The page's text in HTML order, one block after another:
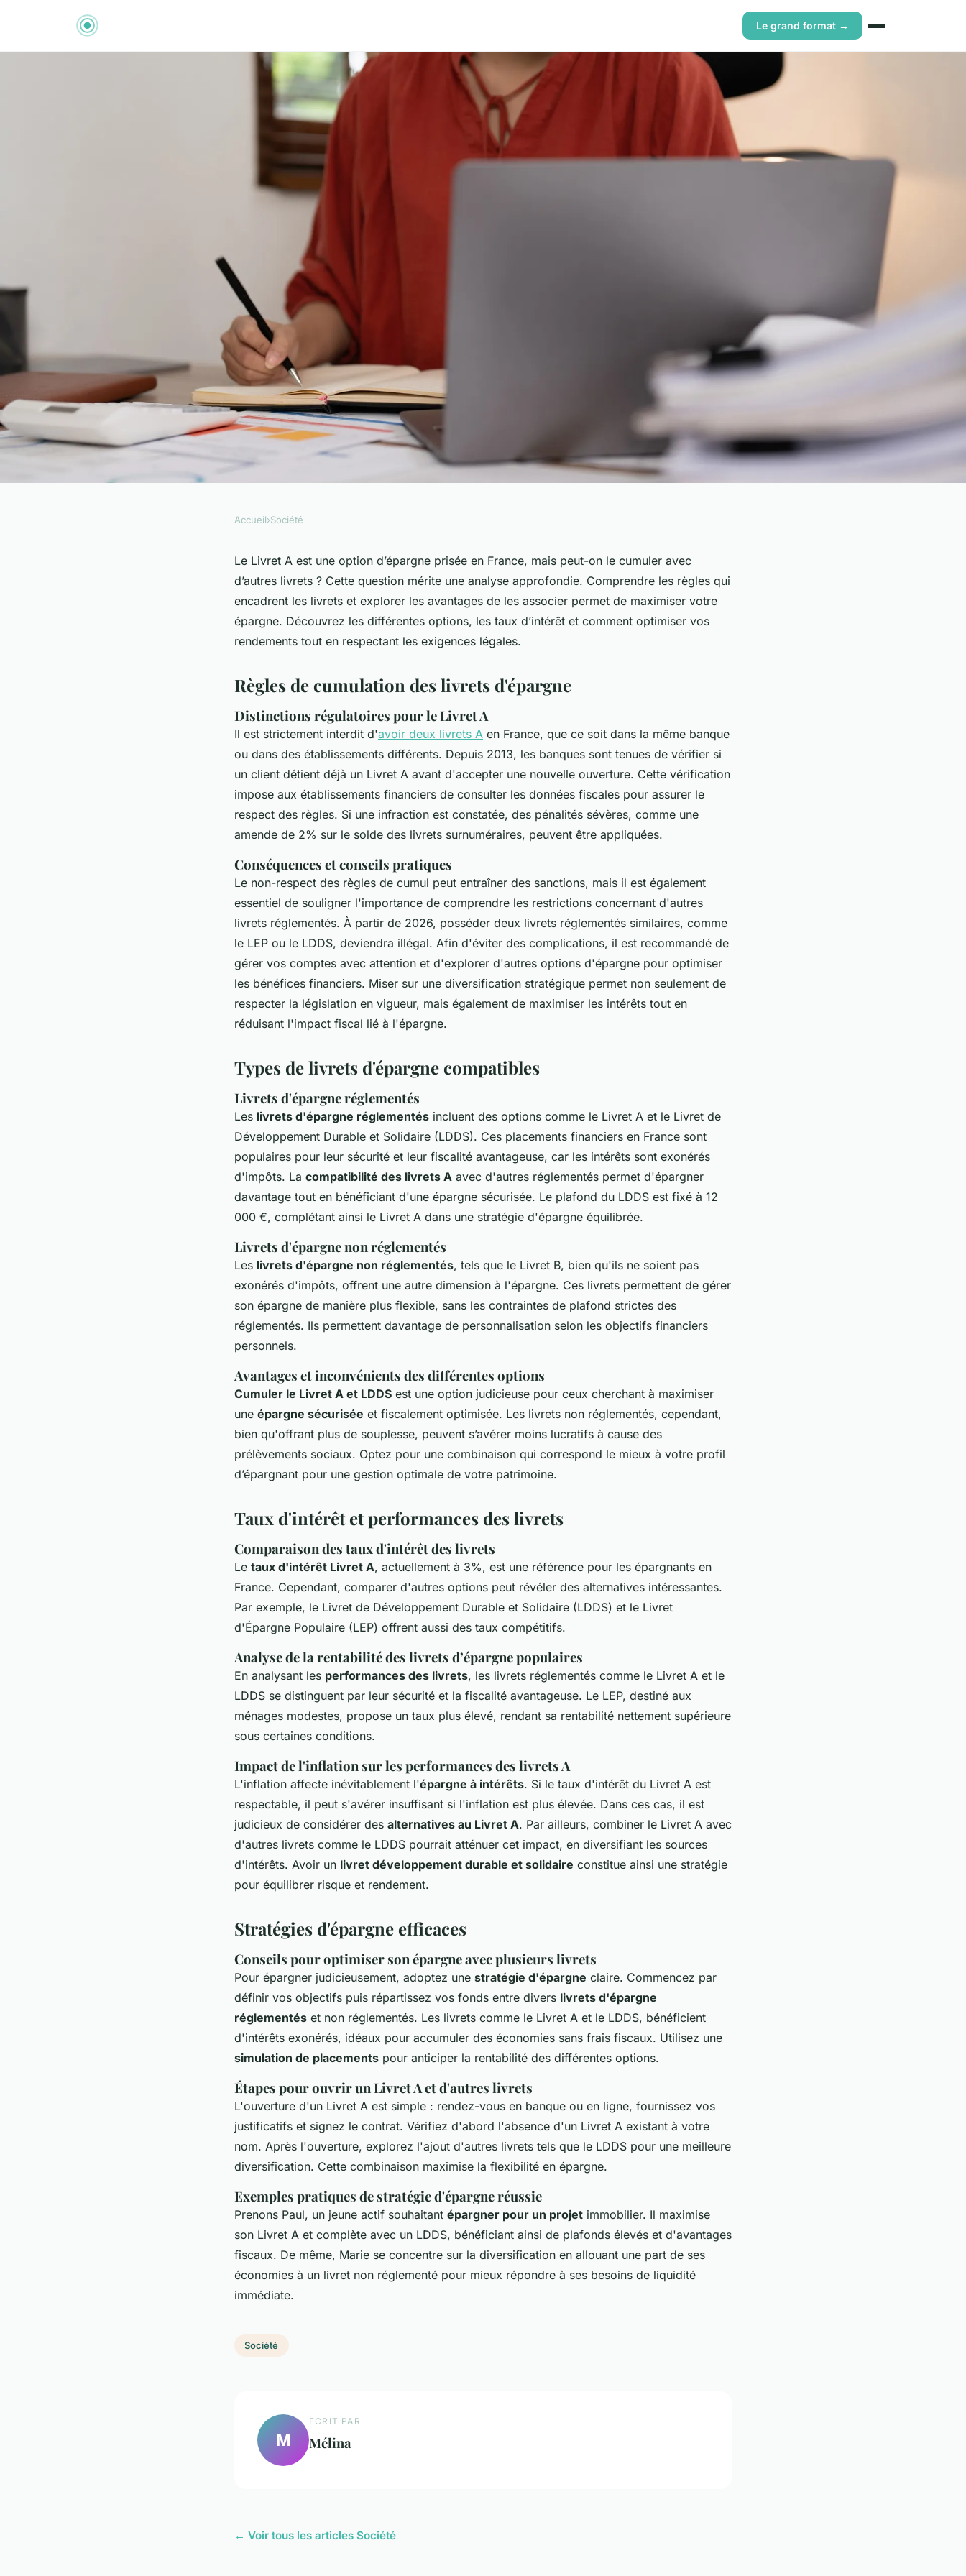
Le grand format →
Peut-on vraiment cumuler le livret a
avec d'autres livrets ?
Accueil›Société
Le Livret A est une option d’épargne prisée en France, mais peut-on le cumuler avec
d’autres livrets ? Cette question mérite une analyse approfondie. Comprendre les règles qui
encadrent les livrets et explorer les avantages de les associer permet de maximiser votre
épargne. Découvrez les différentes options, les taux d’intérêt et comment optimiser vos
rendements tout en respectant les exigences légales.
Règles de cumulation des livrets d'épargne
Distinctions régulatoires pour le Livret A
Il est strictement interdit d'avoir deux livrets A en France, que ce soit dans la même banque
ou dans des établissements différents. Depuis 2013, les banques sont tenues de vérifier si
un client détient déjà un Livret A avant d'accepter une nouvelle ouverture. Cette vérification
impose aux établissements financiers de consulter les données fiscales pour assurer le
respect des règles. Si une infraction est constatée, des pénalités sévères, comme une
amende de 2% sur le solde des livrets surnuméraires, peuvent être appliquées.
Conséquences et conseils pratiques
Le non-respect des règles de cumul peut entraîner des sanctions, mais il est également
essentiel de souligner l'importance de comprendre les restrictions concernant d'autres
livrets réglementés. À partir de 2026, posséder deux livrets réglementés similaires, comme
le LEP ou le LDDS, deviendra illégal. Afin d'éviter des complications, il est recommandé de
gérer vos comptes avec attention et d'explorer d'autres options d'épargne pour optimiser
les bénéfices financiers. Miser sur une diversification stratégique permet non seulement de
respecter la législation en vigueur, mais également de maximiser les intérêts tout en
réduisant l'impact fiscal lié à l'épargne.
Types de livrets d'épargne compatibles
Livrets d'épargne réglementés
Les livrets d'épargne réglementés incluent des options comme le Livret A et le Livret de
Développement Durable et Solidaire (LDDS). Ces placements financiers en France sont
populaires pour leur sécurité et leur fiscalité avantageuse, car les intérêts sont exonérés
d'impôts. La compatibilité des livrets A avec d'autres réglementés permet d'épargner
davantage tout en bénéficiant d'une épargne sécurisée. Le plafond du LDDS est fixé à 12
000 €, complétant ainsi le Livret A dans une stratégie d'épargne équilibrée.
Livrets d'épargne non réglementés
Les livrets d'épargne non réglementés, tels que le Livret B, bien qu'ils ne soient pas
exonérés d'impôts, offrent une autre dimension à l'épargne. Ces livrets permettent de gérer
son épargne de manière plus flexible, sans les contraintes de plafond strictes des
réglementés. Ils permettent davantage de personnalisation selon les objectifs financiers
personnels.
Avantages et inconvénients des différentes options
Cumuler le Livret A et LDDS est une option judicieuse pour ceux cherchant à maximiser
une épargne sécurisée et fiscalement optimisée. Les livrets non réglementés, cependant,
bien qu'offrant plus de souplesse, peuvent s’avérer moins lucratifs à cause des
prélèvements sociaux. Optez pour une combinaison qui correspond le mieux à votre profil
d’épargnant pour une gestion optimale de votre patrimoine.
Taux d'intérêt et performances des livrets
Comparaison des taux d'intérêt des livrets
Le taux d'intérêt Livret A, actuellement à 3%, est une référence pour les épargnants en
France. Cependant, comparer d'autres options peut révéler des alternatives intéressantes.
Par exemple, le Livret de Développement Durable et Solidaire (LDDS) et le Livret
d'Épargne Populaire (LEP) offrent aussi des taux compétitifs.
Analyse de la rentabilité des livrets d’épargne populaires
En analysant les performances des livrets, les livrets réglementés comme le Livret A et le
LDDS se distinguent par leur sécurité et la fiscalité avantageuse. Le LEP, destiné aux
ménages modestes, propose un taux plus élevé, rendant sa rentabilité nettement supérieure
sous certaines conditions.
Impact de l'inflation sur les performances des livrets A
L'inflation affecte inévitablement l'épargne à intérêts. Si le taux d'intérêt du Livret A est
respectable, il peut s'avérer insuffisant si l'inflation est plus élevée. Dans ces cas, il est
judicieux de considérer des alternatives au Livret A. Par ailleurs, combiner le Livret A avec
d'autres livrets comme le LDDS pourrait atténuer cet impact, en diversifiant les sources
d'intérêts. Avoir un livret développement durable et solidaire constitue ainsi une stratégie
pour équilibrer risque et rendement.
Stratégies d'épargne efficaces
Conseils pour optimiser son épargne avec plusieurs livrets
Pour épargner judicieusement, adoptez une stratégie d'épargne claire. Commencez par
définir vos objectifs puis répartissez vos fonds entre divers livrets d'épargne
réglementés et non réglementés. Les livrets comme le Livret A et le LDDS, bénéficient
d'intérêts exonérés, idéaux pour accumuler des économies sans frais fiscaux. Utilisez une
simulation de placements pour anticiper la rentabilité des différentes options.
Étapes pour ouvrir un Livret A et d'autres livrets
L'ouverture d'un Livret A est simple : rendez-vous en banque ou en ligne, fournissez vos
justificatifs et signez le contrat. Vérifiez d'abord l'absence d'un Livret A existant à votre
nom. Après l'ouverture, explorez l'ajout d'autres livrets tels que le LDDS pour une meilleure
diversification. Cette combinaison maximise la flexibilité en épargne.
Exemples pratiques de stratégie d'épargne réussie
Prenons Paul, un jeune actif souhaitant épargner pour un projet immobilier. Il maximise
son Livret A et complète avec un LDDS, bénéficiant ainsi de plafonds élevés et d'avantages
fiscaux. De même, Marie se concentre sur la diversification en allouant une part de ses
économies à un livret non réglementé pour mieux répondre à ses besoins de liquidité
immédiate.
Société
M
ECRIT PAR
Mélina
← Voir tous les articles Société